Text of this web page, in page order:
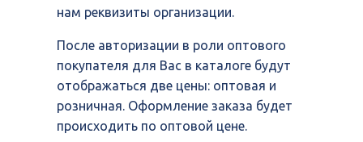
нам реквизиты организации.
После авторизации в роли оптового
покупателя для Вас в каталоге будут
отображаться две цены: оптовая и
розничная. Оформление заказа будет
происходить по оптовой цене.